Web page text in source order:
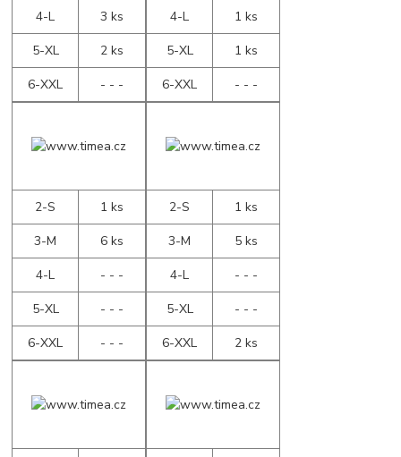
4-L
3 ks
5-XL
2 ks
6-XXL
- - -
4-L
1 ks
5-XL
1 ks
6-XXL
- - -
2-S
1 ks
3-M
6 ks
4-L
- - -
5-XL
- - -
6-XXL
- - -
2-S
1 ks
3-M
5 ks
4-L
- - -
5-XL
- - -
6-XXL
2 ks